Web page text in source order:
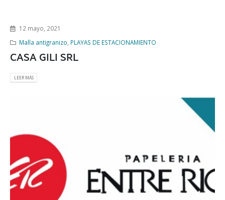
12 mayo, 2021
Malla antigranizo PLAYAS DE ESTACIONAMIENTO
CASA GILI SRL
LEER MÁS